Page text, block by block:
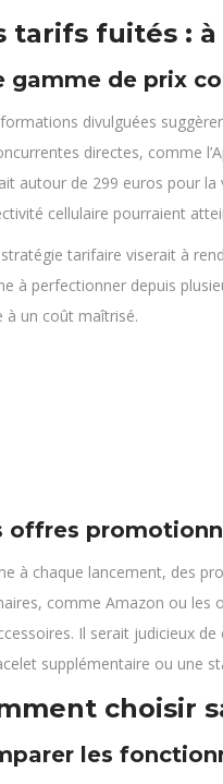
tarifs fuités :
gamme de prix
divulguées
directes, comme
autour de 299 euros pour
cellulaire pourraient
tarifaire viserait à
à perfectionner depuis
à un coût maîtrisé.
offres
à chaque lancement, des
comme Amazon ou les
Il serait judicieux
supplémentaire ou une
choisir
les